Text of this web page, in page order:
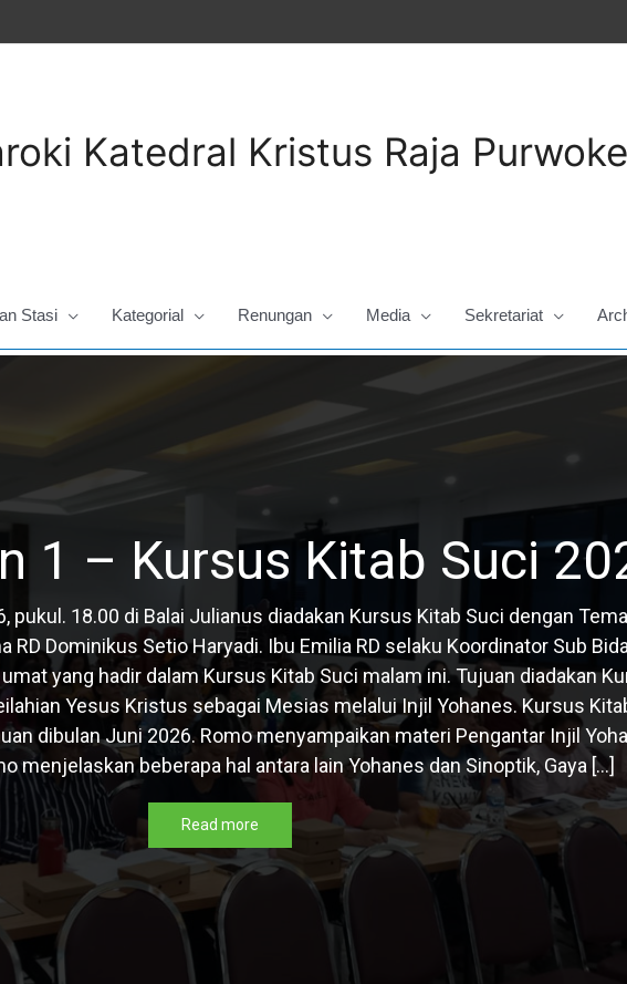
Katedral Kristus Raja
Stasi Kategorial Renungan Media Sekretariat
1 – Kursus Kitab Suci
pukul. 18.00 di Balai Julianus diadakan Kursus Kitab Suci dengan
Dominikus Setio Haryadi. Ibu Emilia RD selaku Koordinator Sub
yang hadir dalam Kursus Kitab Suci malam ini. Tujuan diadakan
Yesus Kristus sebagai Mesias melalui Injil Yohanes. Kursus
dibulan Juni 2026. Romo menyampaikan materi Pengantar Injil
menjelaskan beberapa hal antara lain Yohanes dan Sinoptik, Gaya […]
Read more